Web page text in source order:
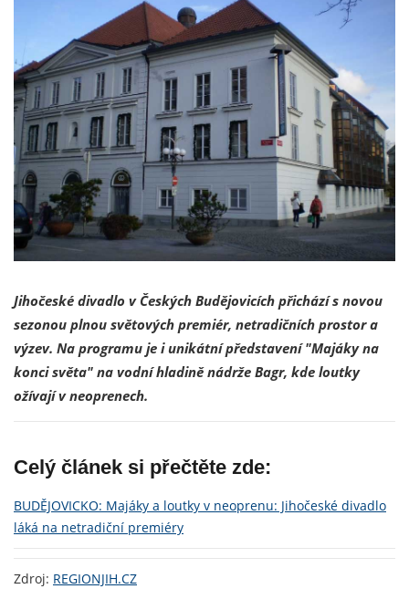
Jihočeské divadlo v Českých Budějovicích přichází s novou
sezonou plnou světových premiér, netradičních prostor a
výzev. Na programu je i unikátní představení "Majáky na
konci světa" na vodní hladině nádrže Bagr, kde loutky
ožívají v neoprenech.
Celý článek si přečtěte zde:
BUDĚJOVICKO: Majáky a loutky v neoprenu: Jihočeské divadlo
láká na netradiční premiéry
Zdroj: REGIONJIH.CZ